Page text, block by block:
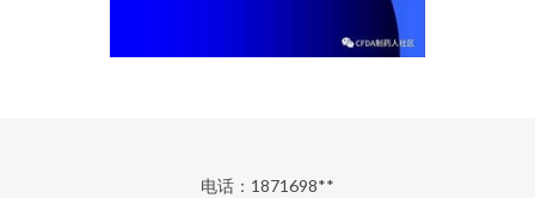
电话：1871698**